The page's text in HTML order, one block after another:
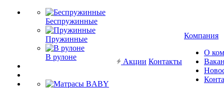
Беспружинные
Пружинные
В рулоне
Акции Контакты
Компания
О